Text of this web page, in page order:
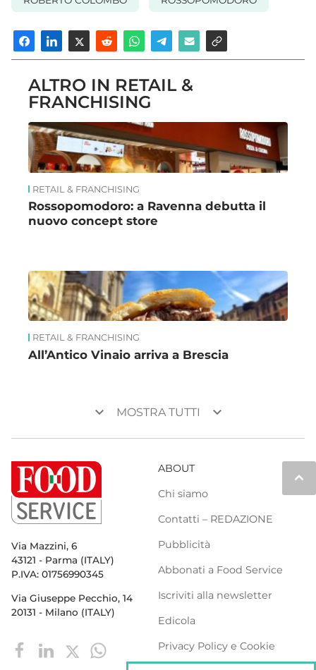
ALTRO IN RETAIL &
FRANCHISING
RETAIL & FRANCHISING
Rossopomodoro: a Ravenna debutta il
nuovo concept store
RETAIL & FRANCHISING
All’Antico Vinaio arriva a Brescia
keyboard_arrow_down MOSTRA TUTTI keyboard_arrow_down
keyboard_arrow_up
Via Mazzini, 6
43121 - Parma (ITALY)
P.IVA: 01756990345
Via Giuseppe Pecchio, 14
20131 - Milano (ITALY)
ABOUT
Chi siamo
Contatti – REDAZIONE
Pubblicità
Abbonati a Food Service
Iscriviti alla newsletter
Edicola
Privacy Policy e Cookie